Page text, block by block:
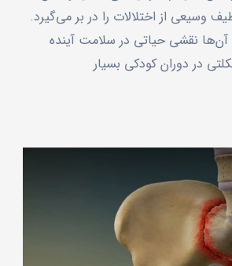
وسیعی از اختلالات را در بر می‌گیرد.
نقشی حیاتی در سلامت آینده
در دوران کودکی بسیار